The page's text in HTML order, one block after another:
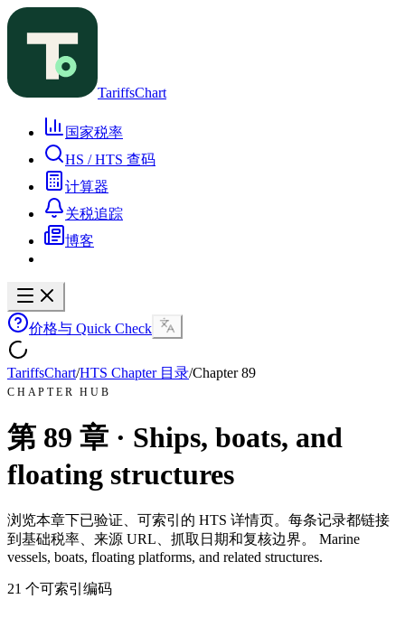
TariffsChart
国家税率
HS / HTS 查码
计算器
关税追踪
博客
价格与 Quick Check
TariffsChart/HTS Chapter 目录/Chapter89
CHAPTER HUB
第 89 章 · Ships, boats, and
floating structures
浏览本章下已验证、可索引的 HTS 详情页。每条记录都链接
到基础税率、来源 URL、抓取日期和复核边界。
Marine
vessels, boats, floating platforms, and related structures.
21 个可索引编码